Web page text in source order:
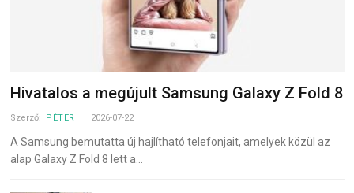
Hivatalos a megújult Samsung Galaxy Z Fold 8
Szerző: PÉTER 2026-07-22
A Samsung bemutatta új hajlítható telefonjait, amelyek közül az
alap Galaxy Z Fold 8 lett a…